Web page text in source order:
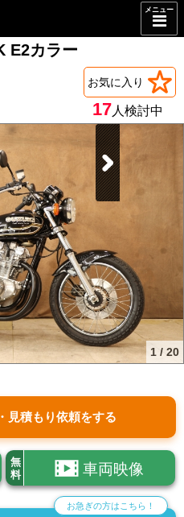
メニュー
E2カラー
お気に入り
17人検討中
1 / 20
見積もり依頼をする
無
料
車両映像
お急ぎの方はこちら！